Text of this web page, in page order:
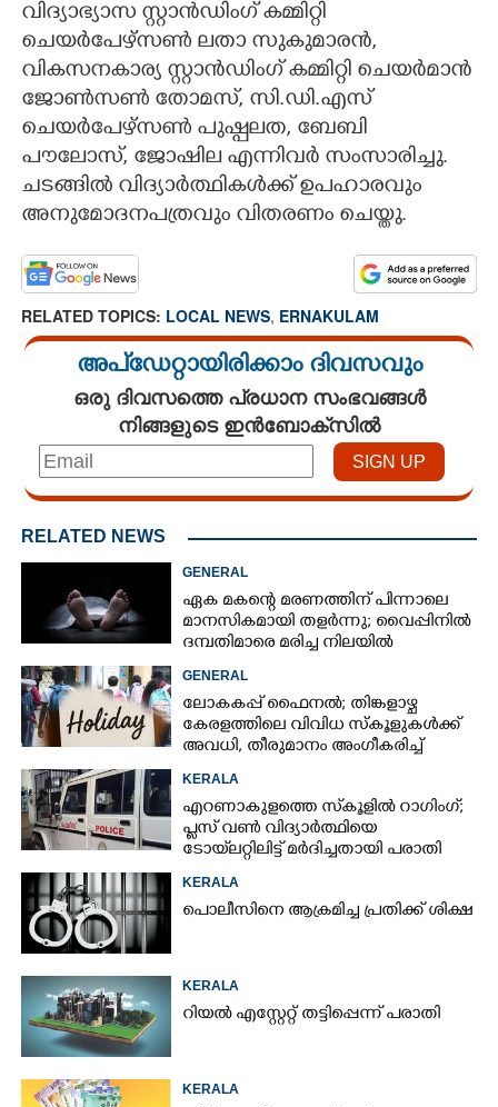
CONTACT US
വിദ്യാഭ്യാസ സ്റ്റാൻഡിംഗ് കമ്മിറ്റി
ചെയർപേഴ്സൺ ലതാ സുകുമാരൻ,
വികസനകാര്യ സ്റ്റാൻഡിംഗ് കമ്മിറ്റി ചെയർമാൻ
ജോൺസൺ തോമസ്, സി.ഡി.എസ്
ചെയർപേഴ്സൺ പുഷ്പലത, ബേബി
പൗലോസ്, ജോഷില എന്നിവർ സംസാരിച്ചു.
ചടങ്ങിൽ വിദ്യാർത്ഥികൾക്ക് ഉപഹാരവും
അനുമോദനപത്രവും വിതരണം ചെയ്തു.
RELATED TOPICS: LOCAL NEWS, ERNAKULAM
അപ്ഡേറ്റായിരിക്കാം ദിവസവും
ഒരു ദിവസത്തെ പ്രധാന സംഭവങ്ങൾ
നിങ്ങളുടെ ഇൻബോക്സിൽ
RELATED NEWS
GENERAL
ഏക മകന്റെ മരണത്തിന് പിന്നാലെ
മാനസികമായി തളർന്നു; വൈപ്പിനിൽ
ദമ്പതിമാരെ മരിച്ച നിലയിൽ
കണ്ടെത്തി
GENERAL
ലോകകപ്പ് ഫെെനൽ; തിങ്കളാഴ്ച
കേരളത്തിലെ വിവിധ സ്കൂളുകൾക്ക്
അവധി, തീരുമാനം അംഗീകരിച്ച്
രക്ഷിതാക്കൾ
KERALA
എറണാകുളത്തെ സ്‌കൂളിൽ റാഗിംഗ്;
പ്ലസ് വൺ വിദ്യാർത്ഥിയെ
ടോയ്‌ലറ്റിലിട്ട് മർദിച്ചതായി പരാതി
KERALA
പൊലീസിനെ ആക്രമിച്ച പ്രതിക്ക് ശിക്ഷ
KERALA
റിയൽ എസ്റ്റേറ്റ് തട്ടിപ്പെന്ന് പരാതി
KERALA